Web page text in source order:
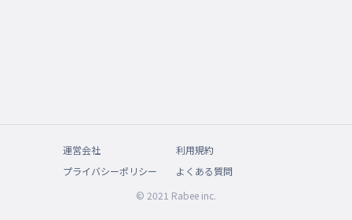
運営会社
利用規約
プライバシーポリシー
よくある質問
© 2021 Rabee inc.